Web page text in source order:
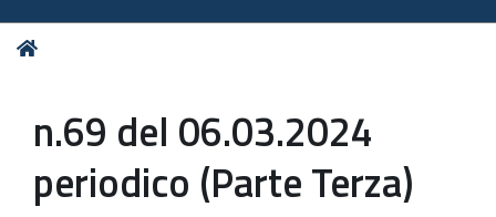
Tu
n.69 del 06.03.2024
periodico (Parte Terza)